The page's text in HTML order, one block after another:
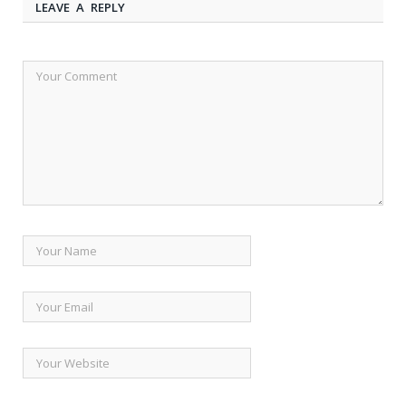
LEAVE A REPLY